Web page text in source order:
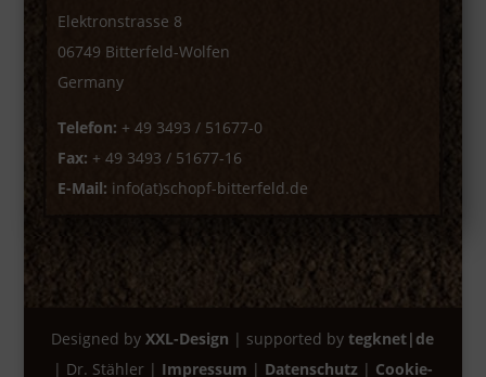
Elektronstrasse 8
06749 Bitterfeld-Wolfen
Germany
Telefon: + 49 3493 / 51677-0
Fax: + 49 3493 / 51677-16
E-Mail: info(at)schopf-bitterfeld.de
Designed byXXL-Design | supported bytegknet|de
| Dr. Stähler | Impressum | Datenschutz | Cookie-